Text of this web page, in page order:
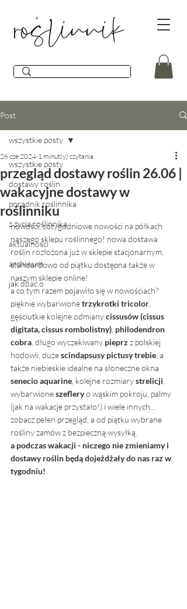
Post
wszystkie posty
dostawy roślin
poradnik roślinnika
z życia roślinnika
aktualności
archiwum
jak dbać o
wszystkie posty
przegląd dostawy roślin 26.06 |
wakacyjne dostawy w
roślinniku
26 cze 2024 1 minut(y) czytania
nowości, cotygodniowe nowości na półkach
naszego sklepu roślinnego! nowa dostawa
roślin rozłożona już w sklepie stacjonarnym,
standardowo od piątku dostępna także w
naszym sklepie online!
a co tym razem pojawiło się w nowościach?
pięknie wybarwione trzykrotki tricolor
gęściutkie kolejne odmiany cissusów (cissus
digitata, cissus rombolistny) philodendron
cobra , długo wyczekiwany pieprz z polskiej
hodowli, duże scindapsusy pictusy trebie , a
także niebieskie idealne na słoneczne okna
senecio aquarine , kolejne rozmiary strelicji
wybarwione szeflery o wąskim pokroju, palmy
(jak na wakacje przystało!) i wiele innych...
zobacz pełen przegląd, a od piątku wybrane
rośliny zamów z bezpieczną wysyłką.
a podczas wakacji - niczego nie zmieniamy i
dostawy roślin będą dojeżdżały do nas raz w
tygodniu!